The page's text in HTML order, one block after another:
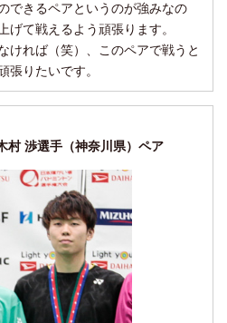
できるペアというのが強みなの
げて戦えるよう頑張ります。
ければ（笑）、このペアで戦うと
張りたいです。
村 渉選手（神奈川県）ペア